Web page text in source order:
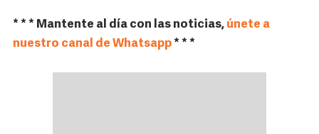
* * * Mantente al día con las noticias, únete a
nuestro canal de Whatsapp* * *